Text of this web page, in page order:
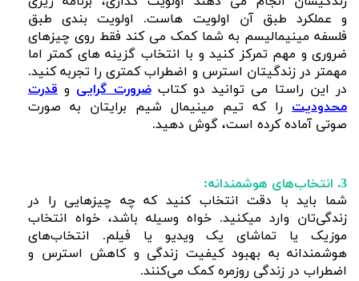
و عملکرد طبق آن اولویت هاست. اولویت بندی طبق
فلسفه مینیمالیسم به شما کمک می کند فقط روی چیزهای
ضروری و مهم تمرکز کنید و با انتخاب گزینه های کمتر اما
مهمتر در زندگیتان استرس و اضطراب کمتری را تجربه کنید.
در این راستا می توانید دو کتابضرورت گرایی و قدرت
محدودیت را که تیم مینیمال شیم برایتان به صورت
صوتی آماده کرده است، گوش دهید.
3. انتخاب‌های هوشمندانه:
شما باید با دقت انتخاب کنید که چه چیزهایی را در
زندگی‌تان وارد میکنید. خواه وسیله باشد، خواه انتخاب
موزیک یا تماشای یک ویدیو یا فیلم. انتخاب‌های
هوشمندانه به بهبود کیفیت زندگی و کاهش استرس و
اضطراب در زندگی روزمره کمک می‌کنند.